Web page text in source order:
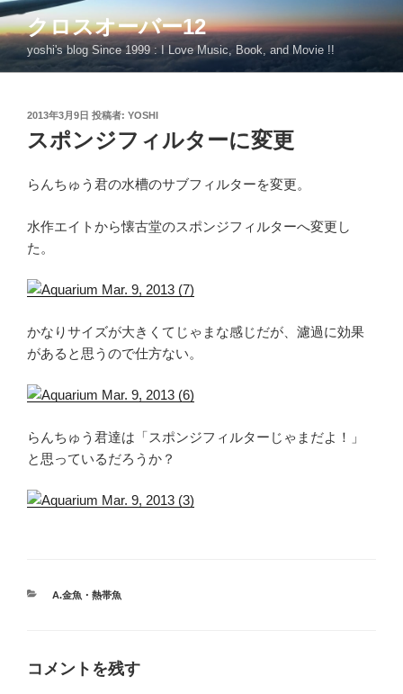
コ
ン
テ
ン
クロスオーバー12
yoshi's blog Since 1999 : I Love Music, Book, and Movie !!
投
稿
日:
2013年3月9日 投稿者: YOSHI
スポンジフィルターに変更
らんちゅう君の水槽のサブフィルターを変更。
水作エイトから懐古堂のスポンジフィルターへ変更し
た。
かなりサイズが大きくてじゃまな感じだが、濾過に効果
があると思うので仕方ない。
らんちゅう君達は「スポンジフィルターじゃまだよ！」
と思っているだろうか？
カ
A.金魚・熱帯魚
コメントを残す